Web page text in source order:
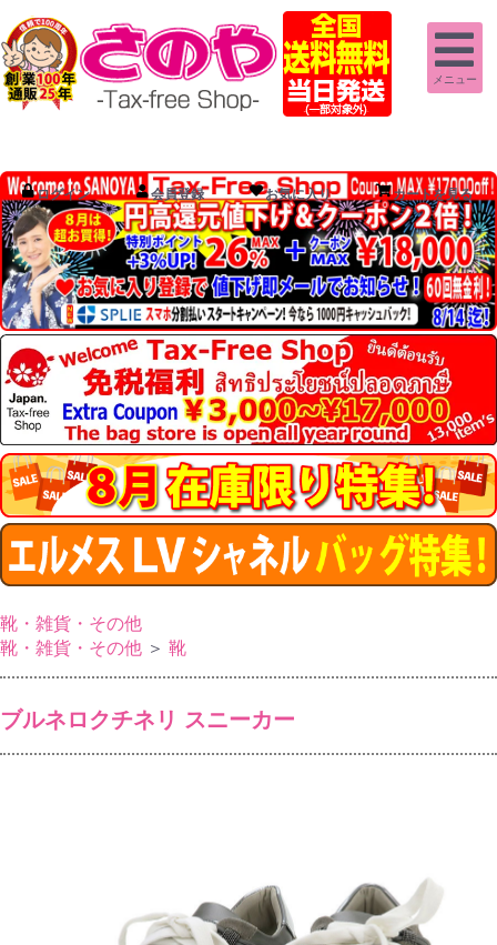
メニュー
ログイン 会員登録 お気に入り カートを見る
靴・雑貨・その他
靴・雑貨・その他 ＞ 靴
ブルネロクチネリ スニーカー